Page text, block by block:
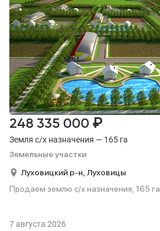
Земля с/х назначения — 165 га
Земельные участки
248 335 000 ₽
Луховицкий р-н, Луховицы
Продаем землю с/х назначения, 165 га.
7 августа 2026